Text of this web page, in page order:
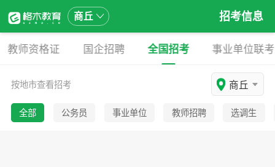
商丘 招考信息
教师资格证 国企招聘 全国招考 事业单位联考
按地市查看招考 商丘
全部 公务员 事业单位 教师招聘 选调生